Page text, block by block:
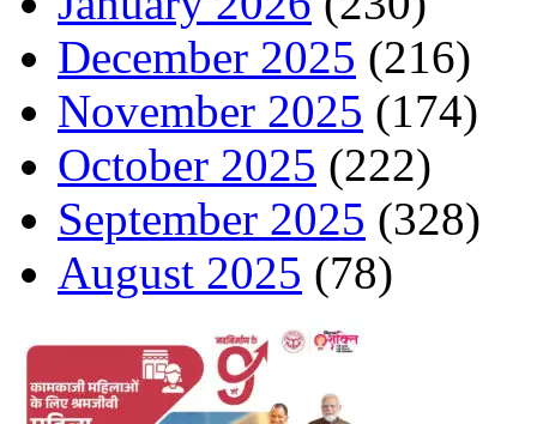
December 2025 (216)
November 2025 (174)
October 2025 (222)
September 2025 (328)
August 2025 (78)